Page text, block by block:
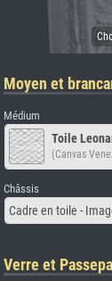
Moyen et
Médium
Toile
(Canvas
Châssis
Cadre en toile -
Verre et